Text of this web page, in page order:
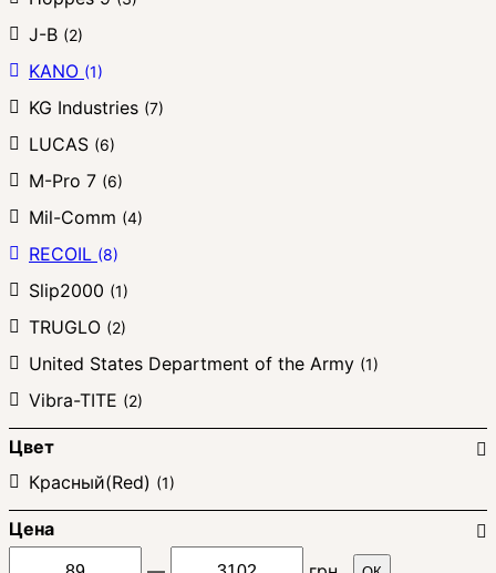
J-B (2)
KANO (1)
KG Industries (7)
LUCAS (6)
M-Pro 7 (6)
Mil-Comm (4)
RECOIL (8)
Slip2000 (1)
TRUGLO (2)
United States Department of the Army (1)
Vibra-TITE (2)
Цвет
Красный(Red) (1)
Цена